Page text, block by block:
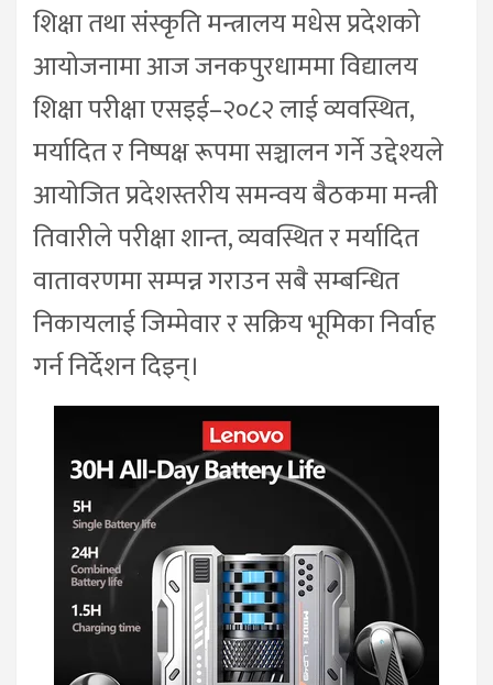
शिक्षा तथा संस्कृति मन्त्रालय मधेस प्रदेशको
आयोजनामा आज जनकपुरधाममा विद्यालय
शिक्षा परीक्षा एसइई–२०८२ लाई व्यवस्थित,
मर्यादित र निष्पक्ष रूपमा सञ्चालन गर्ने उद्देश्यले
आयोजित प्रदेशस्तरीय समन्वय बैठकमा मन्त्री
तिवारीले परीक्षा शान्त, व्यवस्थित र मर्यादित
वातावरणमा सम्पन्न गराउन सबै सम्बन्धित
निकायलाई जिम्मेवार र सक्रिय भूमिका निर्वाह
गर्न निर्देशन दिइन्।